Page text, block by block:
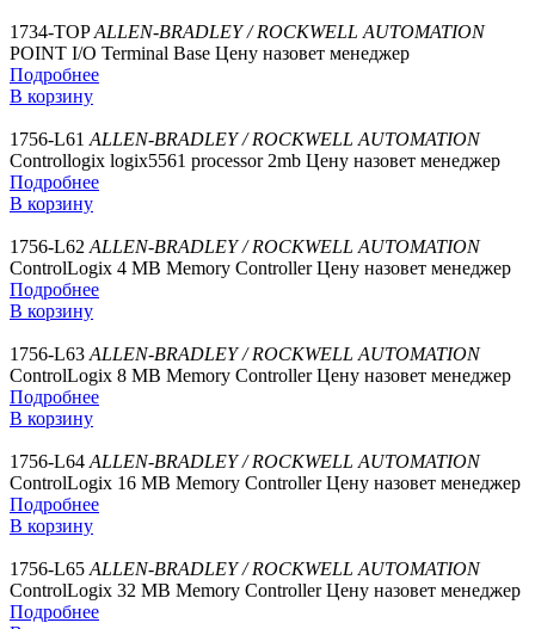
1734-TOP ALLEN-BRADLEY / ROCKWELL AUTOMATION
POINT I/O Terminal Base Цену назовет менеджер
Подробнее
В корзину
1756-L61 ALLEN-BRADLEY / ROCKWELL AUTOMATION
Controllogix logix5561 processor 2mb Цену назовет менеджер
Подробнее
В корзину
1756-L62 ALLEN-BRADLEY / ROCKWELL AUTOMATION
ControlLogix 4 MB Memory Controller Цену назовет менеджер
Подробнее
В корзину
1756-L63 ALLEN-BRADLEY / ROCKWELL AUTOMATION
ControlLogix 8 MB Memory Controller Цену назовет менеджер
Подробнее
В корзину
1756-L64 ALLEN-BRADLEY / ROCKWELL AUTOMATION
ControlLogix 16 MB Memory Controller Цену назовет менеджер
Подробнее
В корзину
1756-L65 ALLEN-BRADLEY / ROCKWELL AUTOMATION
ControlLogix 32 MB Memory Controller Цену назовет менеджер
Подробнее